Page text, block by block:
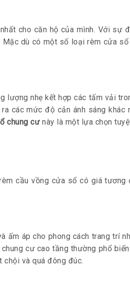
cho căn hộ của mình. Với sự
dù có một số loại rèm cửa
nhẹ kết hợp các tấm vải
các mức độ cản ánh sáng khác
chung cưnày là một lựa chọn
cầu vồng cửa sổ có giá
áp cho phong cách trang trí
cư cao tầng thường phổ
chội và quá đông đúc.